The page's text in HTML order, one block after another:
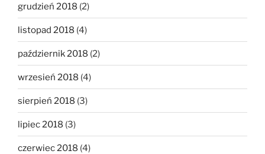
grudzień 2018 (2)
listopad 2018 (4)
październik 2018 (2)
wrzesień 2018 (4)
sierpień 2018 (3)
lipiec 2018 (3)
czerwiec 2018 (4)